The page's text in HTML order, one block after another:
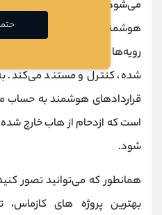
می‌شود. این پروژه، یک
هوشمند قابل همکاری به
رویه‌ها و اقداماتی را که در
شده، کنترل و مستند می‌کند.
قراردادهای هوشمند به حساب
است که ازدحام از هاب خارج
شود.
بهترین پروژ‌ه‌ های
حتما